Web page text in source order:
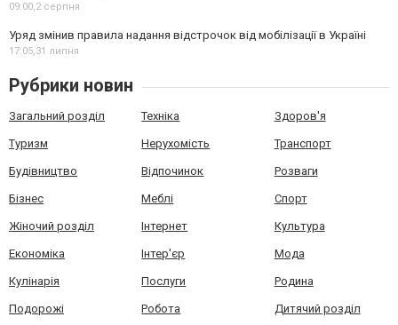
09:00,2 серпня
Уряд змінив правила надання відстрочок від мобілізації в Україні
17:05,31 липня
Рубрики новин
Загальний розділ Техніка Здоров'я
Туризм Нерухомість Транспорт
Будівництво Відпочинок Розваги
Бізнес Меблі Спорт
Жіночий розділ Інтернет Культура
Економіка Інтер'єр Мода
Кулінарія Послуги Родина
Подорожі Робота Дитячий розділ